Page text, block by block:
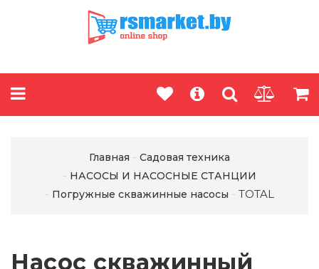
Главная
Садовая техника
НАСОСЫ И НАСОСНЫЕ СТАНЦИИ
Погружные скважинные насосы
TOTAL
Насос скважинный